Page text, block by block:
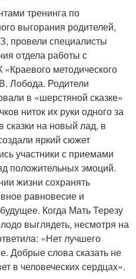
тренинга по
выгорания родителей,
провели специалисты
отдела работы с
методического
Лобода. Родители
в «шерстяной сказке»
ниток их руки одного за
сказки на новый лад, в
яркий сюжет
участники с приемами
положительных эмоций.
жизни сохранять
равновесие и
Когда Мать Терезу
выглядеть, несмотря на
«Нет лучшего
Добрые слова сказать не
в человеческих сердцах».